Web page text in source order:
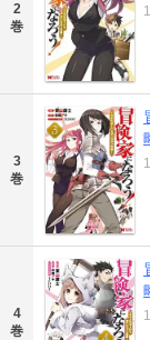
2
巻
3
巻
4
巻